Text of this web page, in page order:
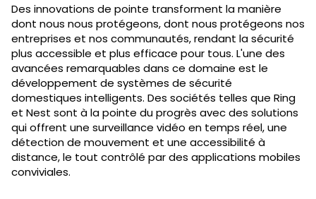
Des innovations de pointe transforment la manière
dont nous nous protégeons, dont nous protégeons nos
entreprises et nos communautés, rendant la sécurité
plus accessible et plus efficace pour tous. L'une des
avancées remarquables dans ce domaine est le
développement de systèmes de sécurité
domestiques intelligents. Des sociétés telles que Ring
et Nest sont à la pointe du progrès avec des solutions
qui offrent une surveillance vidéo en temps réel, une
détection de mouvement et une accessibilité à
distance, le tout contrôlé par des applications mobiles
conviviales.